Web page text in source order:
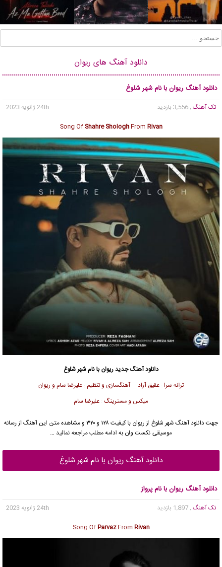
دانلود آهنگ های ریوان
دانلود آهنگ ریوان با نام شهر شلوغ
تک آهنگ , 3,556 بازدید
24th ژانویه 2023
Song Of Shahre ShologhFrom Rivan
دانلود آهنگ جدیدریوان با نام شهر شلوغ
ترانه سرا : عقیق آزاد آهنگسازی و تنظیم : علیرضا سام و ریوان
میکس و مسترینگ : علیرضا سام
جهت دانلود آهنگ شهر شلوغ از ریوان
با کیفیت ۱۲۸ و ۳۲۰ و مشاهده متن این آهنگ از رسانه
موسیقی نکست وان به ادامه مطلب مراجعه نمائید …
دانلود آهنگ ریوان با نام شهر شلوغ
دانلود آهنگ ریوان با نام پرواز
تک آهنگ , 1,897 بازدید
24th ژانویه 2023
Song OfParvazFrom Rivan